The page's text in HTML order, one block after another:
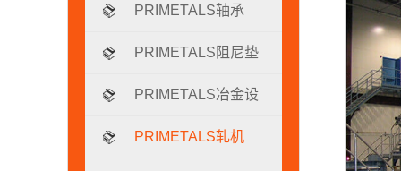
PRIMETALS轴承
PRIMETALS阻尼垫
片
PRIMETALS冶金设
备
PRIMETALS轧机